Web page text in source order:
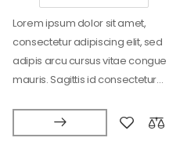
Lorem ipsum dolor sit amet,
consectetur adipiscing elit, sed
adipis arcu cursus vitae congue
mauris. Sagittis id consectetur